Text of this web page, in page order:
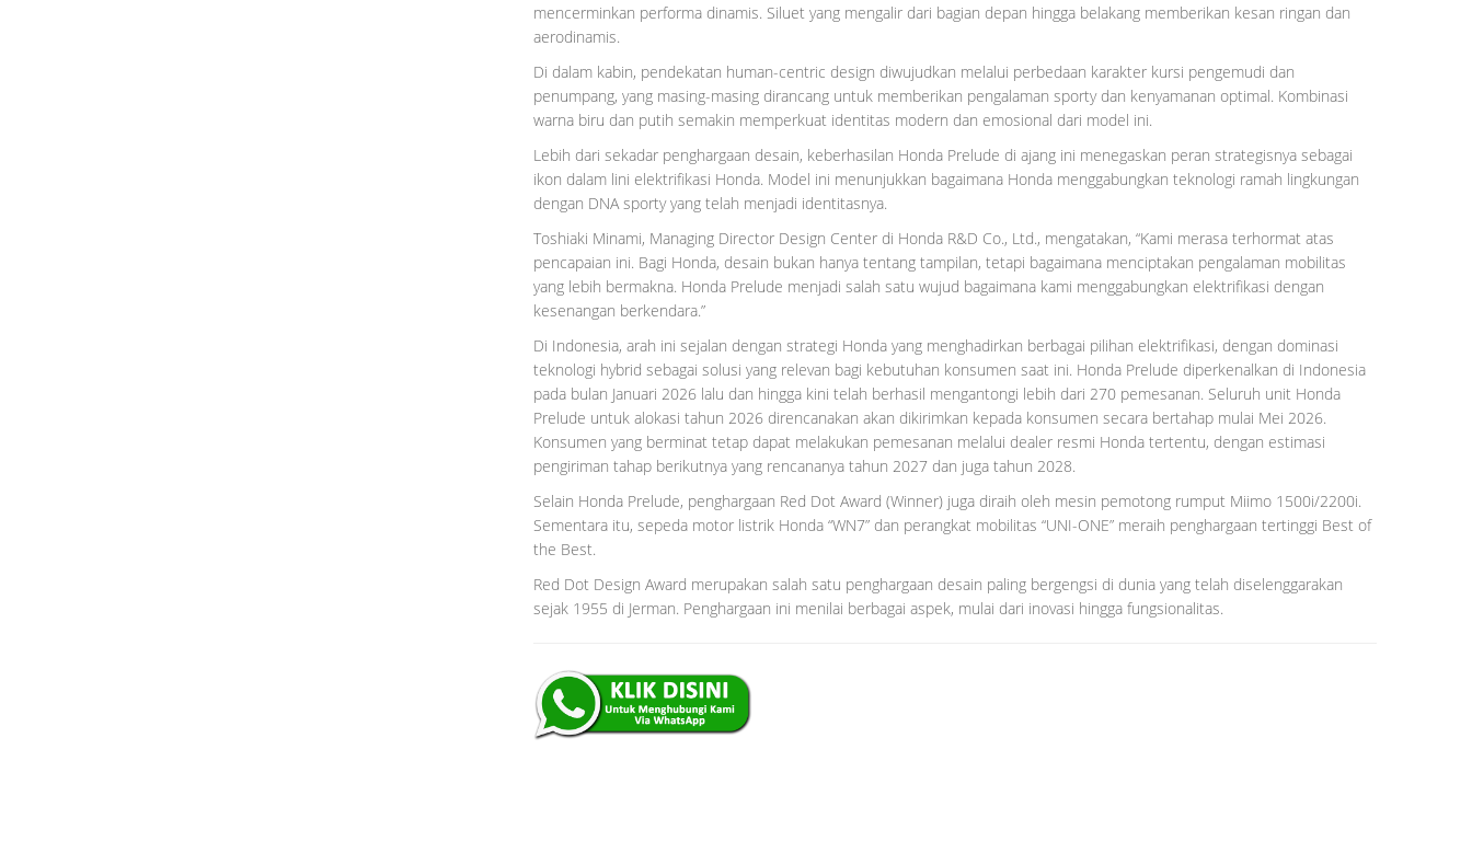
mencerminkan performa dinamis. Siluet yang mengalir dari bagian depan hingga belakang memberikan kesan ringan dan
aerodinamis.
Di dalam kabin, pendekatan human-centric design diwujudkan melalui perbedaan karakter kursi pengemudi dan
penumpang, yang masing-masing dirancang untuk memberikan pengalaman sporty dan kenyamanan optimal. Kombinasi
warna biru dan putih semakin memperkuat identitas modern dan emosional dari model ini.
Lebih dari sekadar penghargaan desain, keberhasilan Honda Prelude di ajang ini menegaskan peran strategisnya sebagai
ikon dalam lini elektrifikasi Honda. Model ini menunjukkan bagaimana Honda menggabungkan teknologi ramah lingkungan
dengan DNA sporty yang telah menjadi identitasnya.
Toshiaki Minami, Managing Director Design Center di Honda R&D Co., Ltd., mengatakan, “Kami merasa terhormat atas
pencapaian ini. Bagi Honda, desain bukan hanya tentang tampilan, tetapi bagaimana menciptakan pengalaman mobilitas
yang lebih bermakna. Honda Prelude menjadi salah satu wujud bagaimana kami menggabungkan elektrifikasi dengan
kesenangan berkendara.”
Di Indonesia, arah ini sejalan dengan strategi Honda yang menghadirkan berbagai pilihan elektrifikasi, dengan dominasi
teknologi hybrid sebagai solusi yang relevan bagi kebutuhan konsumen saat ini. Honda Prelude diperkenalkan di Indonesia
pada bulan Januari 2026 lalu dan hingga kini telah berhasil mengantongi lebih dari 270 pemesanan. Seluruh unit Honda
Prelude untuk alokasi tahun 2026 direncanakan akan dikirimkan kepada konsumen secara bertahap mulai Mei 2026.
Konsumen yang berminat tetap dapat melakukan pemesanan melalui dealer resmi Honda tertentu, dengan estimasi
pengiriman tahap berikutnya yang rencananya tahun 2027 dan juga tahun 2028.
Selain Honda Prelude, penghargaan Red Dot Award (Winner) juga diraih oleh mesin pemotong rumput Miimo 1500i/2200i.
Sementara itu, sepeda motor listrik Honda “WN7” dan perangkat mobilitas “UNI-ONE” meraih penghargaan tertinggi Best of
the Best.
Red Dot Design Award merupakan salah satu penghargaan desain paling bergengsi di dunia yang telah diselenggarakan
sejak 1955 di Jerman. Penghargaan ini menilai berbagai aspek, mulai dari inovasi hingga fungsionalitas.